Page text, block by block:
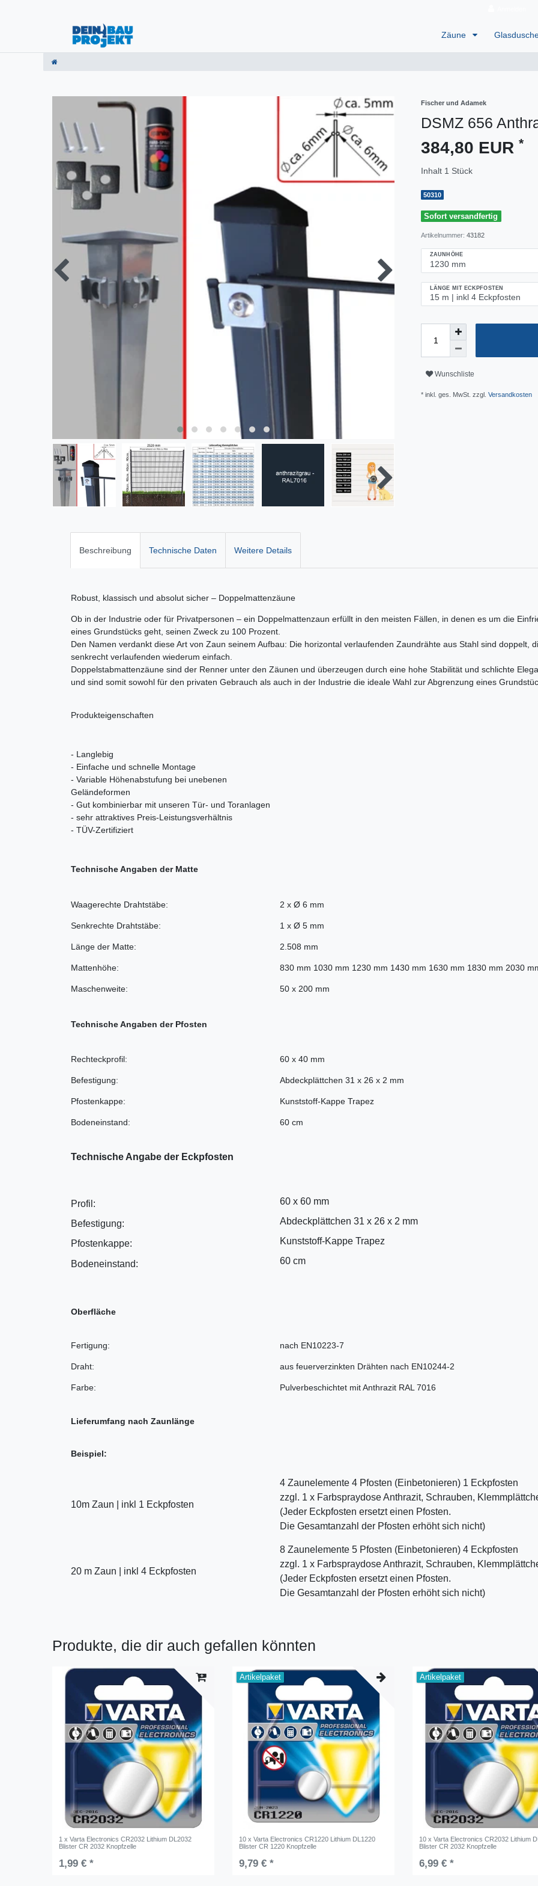
Zäune
Fischer und Adamek
DSMZ 656
384,80 EUR *
Inhalt 1 Stück
50310
Sofort versandfertig
Artikelnummer: 43182
ZAUNHÖHE
LÄNGE MIT ECKPFOSTEN
Wunschliste
* inkl. ges. MwSt. zzgl. Versandkosten
Beschreibung Technische Daten Weitere Details
Robust, klassisch und absolut sicher – Doppelmattenzäune
Ob in der Industrie oder für Privatpersonen – ein Doppelmattenzaun erfüllt in den meisten Fällen, in denen es um die
eines Grundstücks geht, seinen Zweck zu 100 Prozent.
Den Namen verdankt diese Art von Zaun seinem Aufbau: Die horizontal verlaufenden Zaundrähte aus Stahl sind doppelt,
senkrecht verlaufenden wiederum einfach.
Doppelstabmattenzäune sind der Renner unter den Zäunen und überzeugen durch eine hohe Stabilität und schlichte
und sind somit sowohl für den privaten Gebrauch als auch in der Industrie die ideale Wahl zur Abgrenzung eines
Produkteigenschaften
- Langlebig
- Einfache und schnelle Montage
- Variable Höhenabstufung bei unebenen
Geländeformen
- Gut kombinierbar mit unseren Tür- und Toranlagen
- sehr attraktives Preis-Leistungsverhältnis
- TÜV-Zertifiziert
Technische Angaben der Matte
Waagerechte Drahtstäbe:
Senkrechte Drahtstäbe:
Länge der Matte:
Mattenhöhe:
Maschenweite:
2 x Ø 6 mm
1 x Ø 5 mm
2.508 mm
830 mm 1030 mm 1230 mm 1430 mm 1630 mm 1830 mm 2030
50 x 200 mm
Technische Angaben der Pfosten
Rechteckprofil:
Befestigung:
Pfostenkappe:
Bodeneinstand:
60 x 40 mm
Abdeckplättchen 31 x 26 x 2 mm
Kunststoff-Kappe Trapez
60 cm
Technische Angabe der Eckpfosten
Profil:
Befestigung:
Pfostenkappe:
Bodeneinstand:
60 x 60 mm
Abdeckplättchen 31 x 26 x 2 mm
Kunststoff-Kappe Trapez
60 cm
Oberfläche
Fertigung:
Draht:
Farbe:
nach EN10223-7
aus feuerverzinkten Drähten nach EN10244-2
Pulverbeschichtet mit Anthrazit RAL 7016
Lieferumfang nach Zaunlänge
Beispiel:
10m Zaun | inkl 1 Eckpfosten
4 Zaunelemente 4 Pfosten (Einbetonieren) 1 Eckpfosten
zzgl. 1 x Farbspraydose Anthrazit, Schrauben,
(Jeder Eckpfosten ersetzt einen Pfosten.
Die Gesamtanzahl der Pfosten erhöht sich nicht)
20 m Zaun | inkl 4 Eckpfosten
8 Zaunelemente 5 Pfosten (Einbetonieren) 4 Eckpfosten
zzgl. 1 x Farbspraydose Anthrazit, Schrauben,
(Jeder Eckpfosten ersetzt einen Pfosten.
Die Gesamtanzahl der Pfosten erhöht sich nicht)
Produkte, die dir auch gefallen könnten
1 x Varta Electronics CR2032 Lithium DL2032
Blister CR 2032 Knopfzelle
1,99 € *
Artikelpaket
10 x Varta Electronics CR1220 Lithium DL1220
Blister CR 1220 Knopfzelle
9,79 € *
Artikelpaket
10 x Varta Electronics CR2032 Lithium
Blister CR 2032 Knopfzelle
6,99 € *